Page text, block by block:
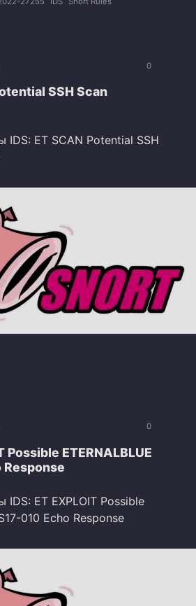
0
SSH Scan
IDS: ET SCAN Potential SSH
0
Possible ETERNALBLUE
Response
IDS: ET EXPLOIT Possible
010 Echo Response